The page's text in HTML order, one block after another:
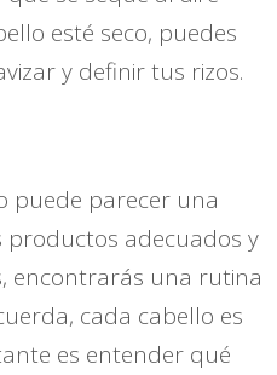
esté seco, puedes
y definir tus rizos.
puede parecer una
adecuados y
encontrarás una rutina
cada cabello es
es entender qué